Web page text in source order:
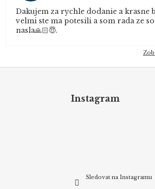
Dakujem za rychle dodanie a krasne
velmi ste ma potesili a som rada ze
nasla🙏🏻😇.
Instagram
Sledovat na Instagramu